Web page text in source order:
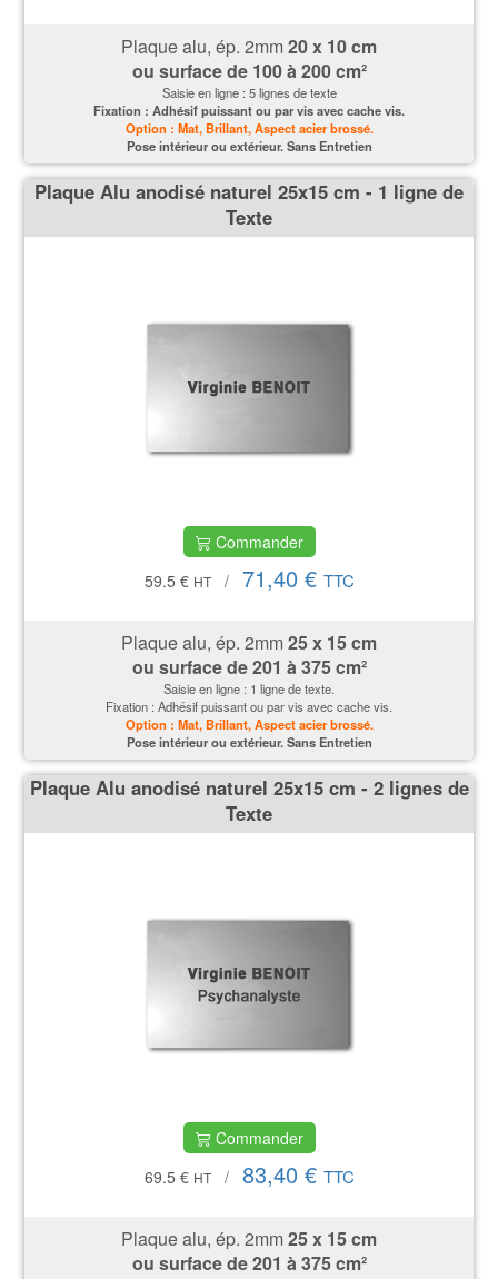
Plaque alu, ép. 2mm20 x 10 cm
ou surface de 100 à 200 cm²
Saisie en ligne : 5 lignes de texte
Fixation : Adhésif puissant ou par vis avec cache vis.
Option : Mat, Brillant, Aspect acier brossé.
Pose intérieur ou extérieur. Sans Entretien
Plaque Alu anodisé naturel 25x15 cm - 1 ligne de
Texte
Commander
59.5 € HT / 71,40 € TTC
Plaque alu, ép. 2mm25 x 15 cm
ou surface de201 à 375 cm²
Saisie en ligne : 1 ligne de texte.
Fixation : Adhésif puissant ou par vis avec cache vis.
Option : Mat, Brillant, Aspect acier brossé.
Pose intérieur ou extérieur. Sans Entretien
Plaque Alu anodisé naturel 25x15 cm - 2 lignes de
Texte
Commander
69.5 € HT / 83,40 € TTC
Plaque alu, ép. 2mm25 x 15 cm
ou surface de201 à 375 cm²